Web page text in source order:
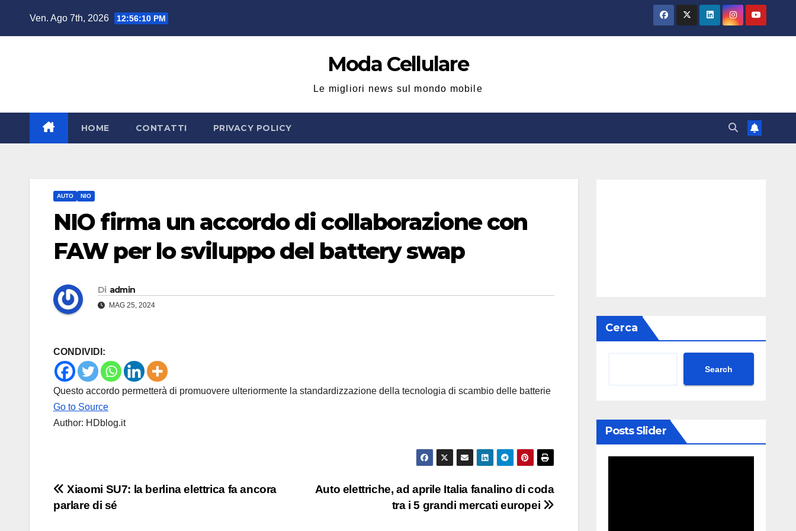
Ven. Ago 7th, 2026 12:56:11 PM
Moda Cellulare
Le migliori news sul mondo mobile
HOME CONTATTI PRIVACY POLICY
AUTO NIO
NIO firma un accordo di collaborazione con
FAW per lo sviluppo del battery swap
Di admin
MAG 25, 2024
CONDIVIDI:
Questo accordo permetterà di promuovere ulteriormente la standardizzazione della tecnologia di scambio delle batterie
Go to Source
Author: HDblog.it
Navigazione
articoli
Auto elettriche, ad aprile Italia fanalino di coda
tra i 5 grandi mercati europei
Xiaomi SU7: la berlina elettrica fa ancora
parlare di sé
Cerca
Search
Posts Slider